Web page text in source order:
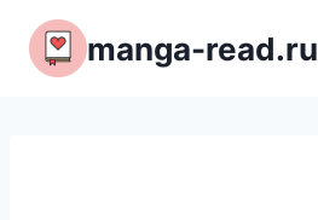
Перейти
содержимому
manga-read.ru